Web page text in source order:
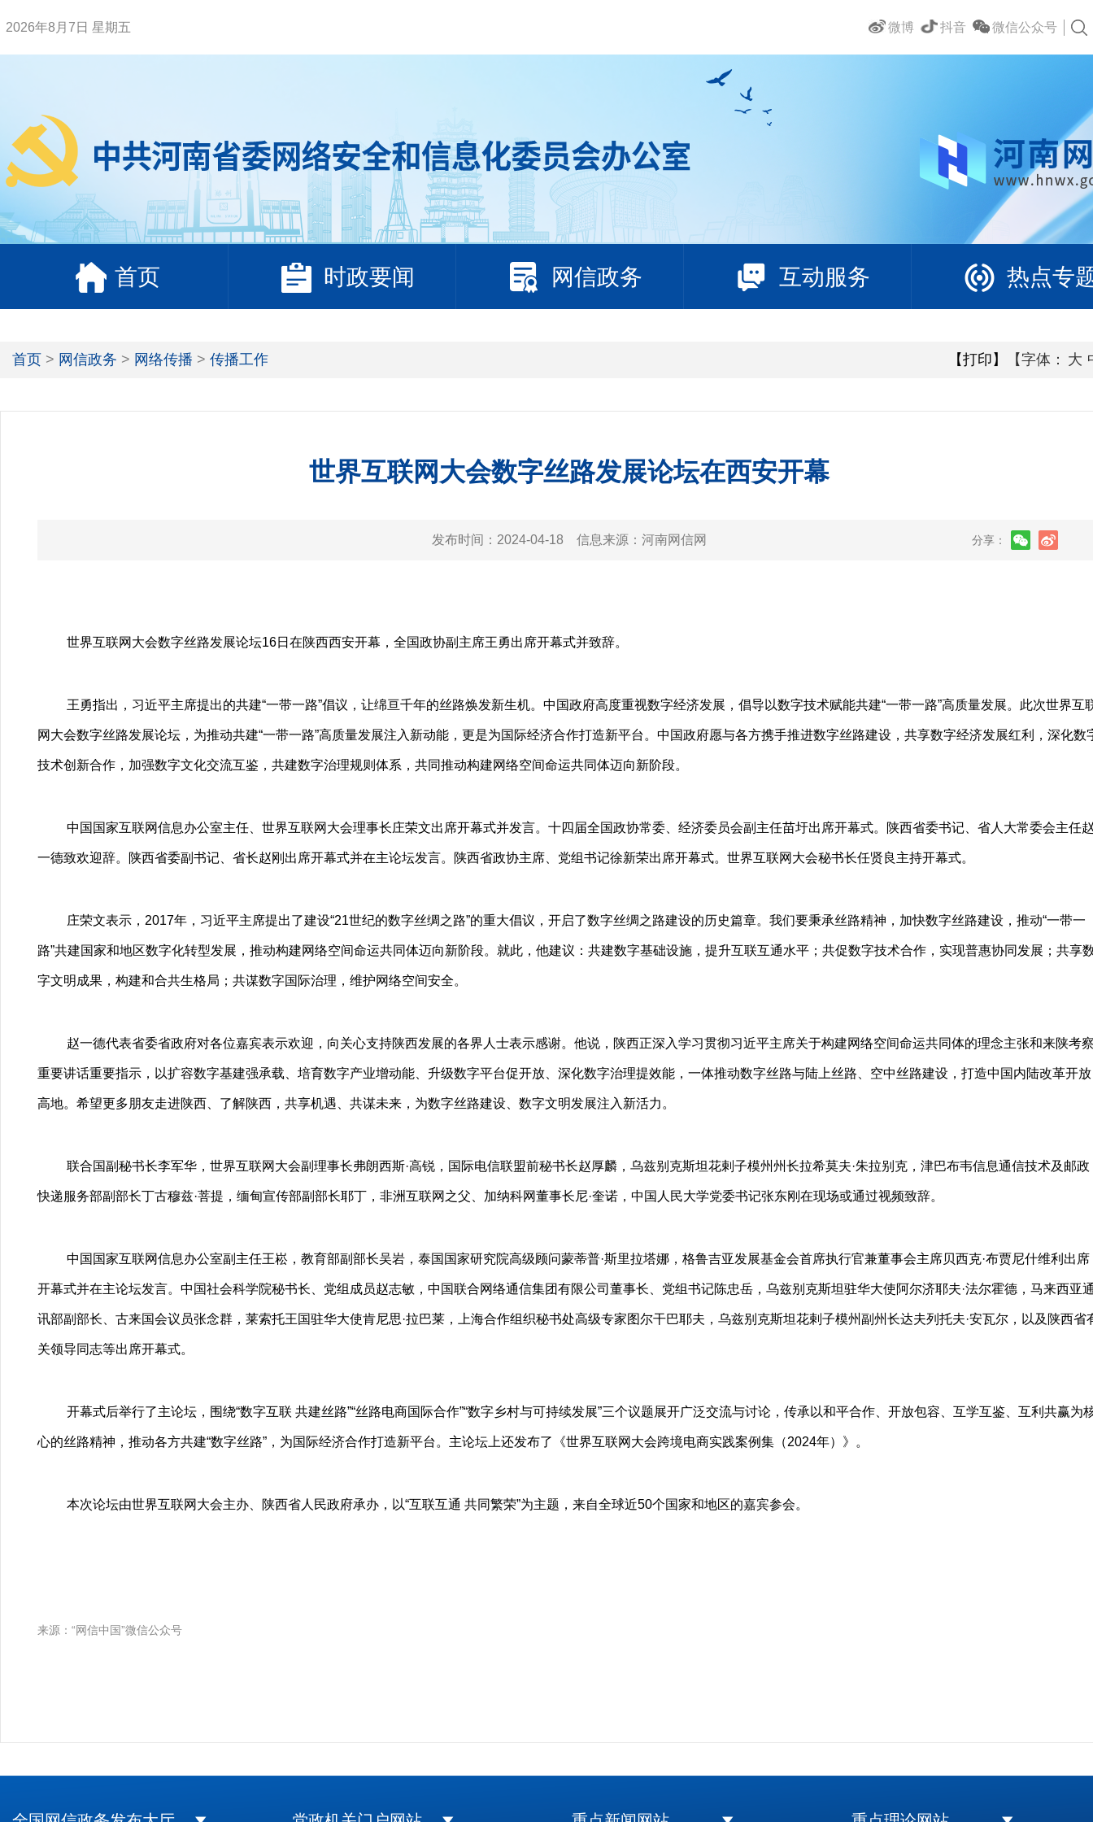
2026年8月7日 星期五 微信公众号
抖音
微博
首页 时政要闻 网信政务 互动服务 热点专
首页 > 网信政务 > 网络传播 > 传播工作 【打印】 【字体： 大
世界互联网大会数字丝路发展论坛在西安开幕
发布时间： 2024-04-18 信息来源： 河南网信网 分享：
世界互联网大会数字丝路发展论坛16日在陕西西安开幕，全国政协副主席王勇出席开幕式并致辞。
王勇指出，习近平主席提出的共建“一带一路”倡议，让绵亘千年的丝路焕发新生机。中国政府高度重视数字经济发展，倡导以数字技术赋能共建“一带一路”高质量发展。此次世界互
网大会数字丝路发展论坛，为推动共建“一带一路”高质量发展注入新动能，更是为国际经济合作打造新平台。中国政府愿与各方携手推进数字丝路建设，共享数字经济发展红利，深化数
技术创新合作，加强数字文化交流互鉴，共建数字治理规则体系，共同推动构建网络空间命运共同体迈向新阶段。
中国国家互联网信息办公室主任、世界互联网大会理事长庄荣文出席开幕式并发言。十四届全国政协常委、经济委员会副主任苗圩出席开幕式。陕西省委书记、省人大常委会主任
一德致欢迎辞。陕西省委副书记、省长赵刚出席开幕式并在主论坛发言。陕西省政协主席、党组书记徐新荣出席开幕式。世界互联网大会秘书长任贤良主持开幕式。
庄荣文表示，2017年，习近平主席提出了建设“21世纪的数字丝绸之路”的重大倡议，开启了数字丝绸之路建设的历史篇章。我们要秉承丝路精神，加快数字丝路建设，推动“一带一
路”共建国家和地区数字化转型发展，推动构建网络空间命运共同体迈向新阶段。就此，他建议：共建数字基础设施，提升互联互通水平；共促数字技术合作，实现普惠协同发展；共享
字文明成果，构建和合共生格局；共谋数字国际治理，维护网络空间安全。
赵一德代表省委省政府对各位嘉宾表示欢迎，向关心支持陕西发展的各界人士表示感谢。他说，陕西正深入学习贯彻习近平主席关于构建网络空间命运共同体的理念主张和来陕考
重要讲话重要指示，以扩容数字基建强承载、培育数字产业增动能、升级数字平台促开放、深化数字治理提效能，一体推动数字丝路与陆上丝路、空中丝路建设，打造中国内陆改革开放
高地。希望更多朋友走进陕西、了解陕西，共享机遇、共谋未来，为数字丝路建设、数字文明发展注入新活力。
联合国副秘书长李军华，世界互联网大会副理事长弗朗西斯·高锐，国际电信联盟前秘书长赵厚麟，乌兹别克斯坦花剌子模州州长拉希莫夫·朱拉别克，津巴布韦信息通信技术及邮政
快递服务部副部长丁古穆兹·菩提，缅甸宣传部副部长耶丁，非洲互联网之父、加纳科网董事长尼·奎诺，中国人民大学党委书记张东刚在现场或通过视频致辞。
中国国家互联网信息办公室副主任王崧，教育部副部长吴岩，泰国国家研究院高级顾问蒙蒂普·斯里拉塔娜，格鲁吉亚发展基金会首席执行官兼董事会主席贝西克·布贾尼什维利出席
开幕式并在主论坛发言。中国社会科学院秘书长、党组成员赵志敏，中国联合网络通信集团有限公司董事长、党组书记陈忠岳，乌兹别克斯坦驻华大使阿尔济耶夫·法尔霍德，马来西亚
讯部副部长、古来国会议员张念群，莱索托王国驻华大使肯尼思·拉巴莱，上海合作组织秘书处高级专家图尔干巴耶夫，乌兹别克斯坦花剌子模州副州长达夫列托夫·安瓦尔，以及陕西省
关领导同志等出席开幕式。
开幕式后举行了主论坛，围绕“数字互联 共建丝路”“丝路电商国际合作”“数字乡村与可持续发展”三个议题展开广泛交流与讨论，传承以和平合作、开放包容、互学互鉴、互利共赢为
心的丝路精神，推动各方共建“数字丝路”，为国际经济合作打造新平台。主论坛上还发布了《世界互联网大会跨境电商实践案例集（2024年）》。
本次论坛由世界互联网大会主办、陕西省人民政府承办，以“互联互通 共同繁荣”为主题，来自全球近50个国家和地区的嘉宾参会。
来源：“网信中国”微信公众号